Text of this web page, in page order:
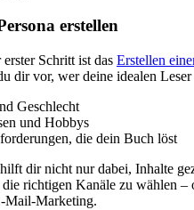
erstellen
Schritt ist das Erstellen
dir vor, wer deine idealen Leser
Geschlecht
und Hobbys
die dein Buch löst
dir nicht nur dabei, Inhalte
die richtigen Kanäle zu wählen –
Mail-Marketing.